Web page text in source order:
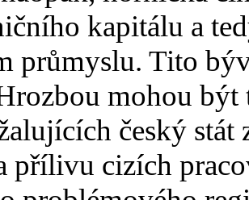
kapitálu a
průmyslu. Tito
mohou být
český stát
přílivu cizích